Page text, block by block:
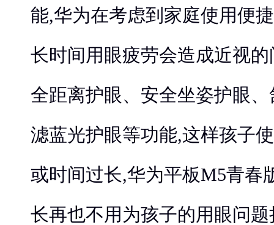
能,华为在考虑到家庭使用便
长时间用眼疲劳会造成近视
全距离护眼、安全坐姿护眼
滤蓝光护眼等功能,这样孩子
或时间过长,华为平板M5青春
长再也不用为孩子的用眼问